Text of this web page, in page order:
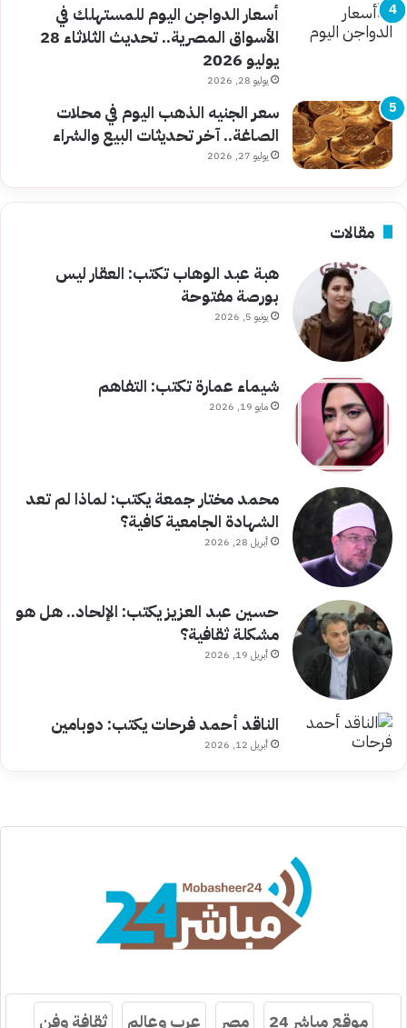
أسعار الدواجن اليوم للمستهلك في
الأسواق المصرية.. تحديث الثلاثاء 28
يوليو 2026
يوليو 28, 2026
سعر الجنيه الذهب اليوم في محلات
الصاغة.. آخر تحديثات البيع والشراء
يوليو 27, 2026
مقالات
هبة عبد الوهاب تكتب: العقار ليس
بورصة مفتوحة
يونيو 5, 2026
شيماء عمارة تكتب: التفاهم
مايو 19, 2026
محمد مختار جمعة يكتب: لماذا لم تعد
الشهادة الجامعية كافية؟
أبريل 28, 2026
حسين عبد العزيز يكتب: الإلحاد.. هل هو
مشكلة ثقافية؟
أبريل 19, 2026
الناقد أحمد فرحات يكتب: دوبامين
أبريل 12, 2026
موقع مباشر 24 مصر عرب وعالم ثقافة وفن